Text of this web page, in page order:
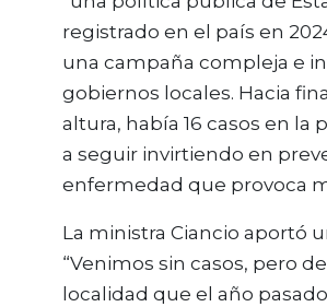
registrado en el país en
una campaña compleja e
gobiernos locales. Hacia
altura, había 16 casos en la
a seguir invirtiendo en
enfermedad que provoca
La ministra Ciancio aportó
“Venimos sin casos, pero
localidad que el año